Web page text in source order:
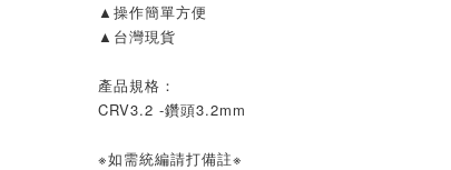
▲操作簡單方便
▲台灣現貨
產品規格：
CRV3.2 -鑽頭3.2mm
※如需統編請打備註※